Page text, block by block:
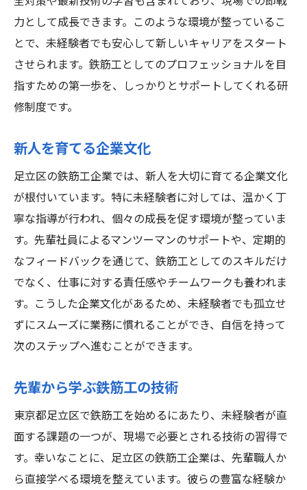
力として成長できます。このような環境が整っているこ
とで、未経験者でも安心して新しいキャリアをスタート
させられます。鉄筋工としてのプロフェッショナルを目
指すための第一歩を、しっかりとサポートしてくれる研
修制度です。
新人を育てる企業文化
足立区の鉄筋工企業では、新人を大切に育てる企業文化
が根付いています。特に未経験者に対しては、温かく丁
寧な指導が行われ、個々の成長を促す環境が整っていま
す。先輩社員によるマンツーマンのサポートや、定期的
なフィードバックを通じて、鉄筋工としてのスキルだけ
でなく、仕事に対する責任感やチームワークも養われま
す。こうした企業文化があるため、未経験者でも孤立せ
ずにスムーズに業務に慣れることができ、自信を持って
次のステップへ進むことができます。
先輩から学ぶ鉄筋工の技術
東京都足立区で鉄筋工を始めるにあたり、未経験者が直
面する課題の一つが、現場で必要とされる技術の習得で
す。幸いなことに、足立区の鉄筋工企業は、先輩職人か
ら直接学べる環境を整えています。彼らの豊富な経験か